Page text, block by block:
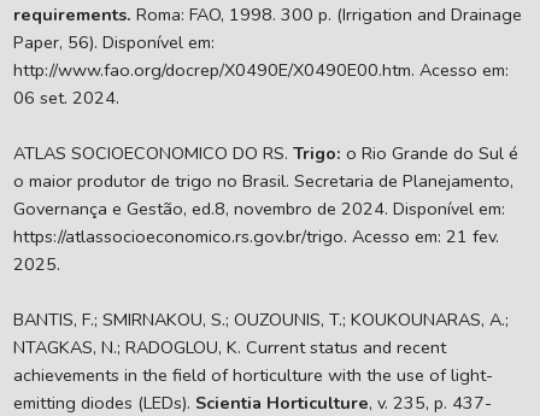
requirements.Roma: FAO, 1998. 300 p. (Irrigation and Drainage
Paper, 56). Disponível em:
http://www.fao.org/docrep/X0490E/X0490E00.htm. Acesso em:
06 set. 2024.
ATLAS SOCIOECONOMICO DO RS.Trigo:o Rio Grande do Sul é
o maior produtor de trigo no Brasil. Secretaria de Planejamento,
Governança e Gestão, ed.8, novembro de 2024. Disponível em:
https://atlassocioeconomico.rs.gov.br/trigo. Acesso em: 21 fev.
2025.
BANTIS, F.; SMIRNAKOU, S.; OUZOUNIS, T.; KOUKOUNARAS, A.;
NTAGKAS, N.; RADOGLOU, K. Current status and recent
achievements in the field of horticulture with the use of light-
emitting diodes (LEDs). Scientia Horticulture, v. 235, p. 437-